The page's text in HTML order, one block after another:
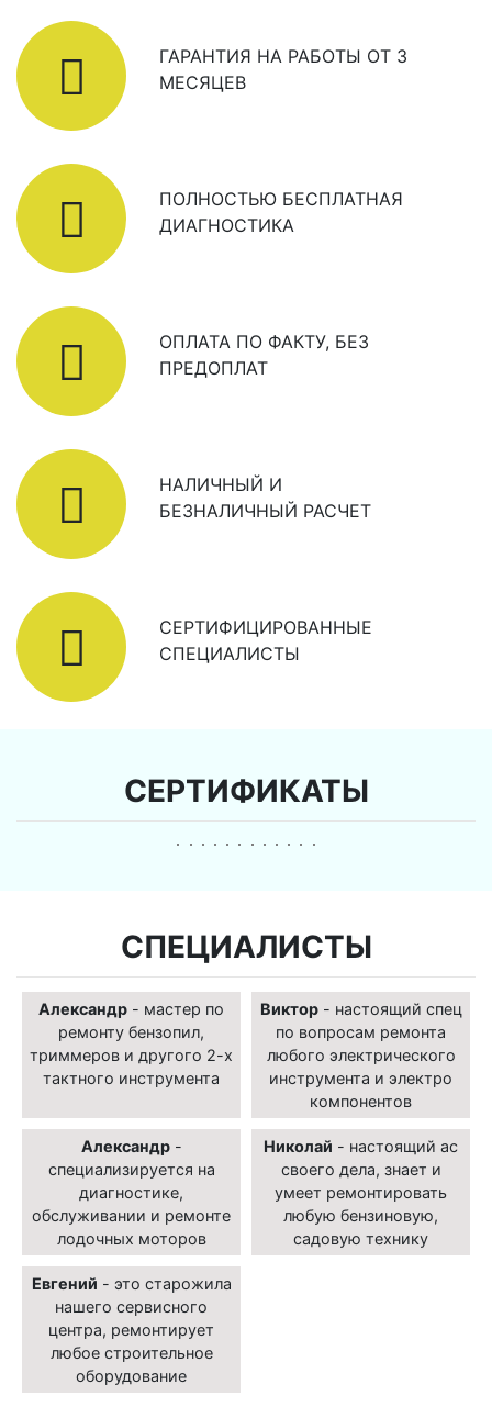
ГАРАНТИЯ НА РАБОТЫ ОТ 3
МЕСЯЦЕВ
ПОЛНОСТЬЮ БЕСПЛАТНАЯ
ДИАГНОСТИКА
ОПЛАТА ПО ФАКТУ, БЕЗ
ПРЕДОПЛАТ
НАЛИЧНЫЙ И
БЕЗНАЛИЧНЫЙ РАСЧЕТ
СЕРТИФИЦИРОВАННЫЕ
СПЕЦИАЛИСТЫ
СЕРТИФИКАТЫ
СПЕЦИАЛИСТЫ
Александр - мастер по
ремонту бензопил,
триммеров и другого 2-х
тактного инструмента
Виктор- настоящий спец
по вопросам ремонта
любого электрического
инструмента и электро
компонентов
Александр-
специализируется на
диагностике,
обслуживании и ремонте
лодочных моторов
Николай - настоящий ас
своего дела, знает и
умеет ремонтировать
любую бензиновую,
садовую технику
Евгений - это старожила
нашего сервисного
центра, ремонтирует
любое строительное
оборудование